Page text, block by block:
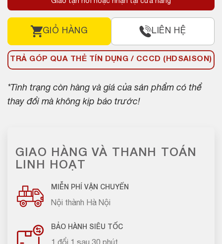
1,450,000 ₫.
Giao tận nơi hoặc nhận tại cửa hàng
GIỎ HÀNG LIÊN HỆ
TRẢ GÓP QUA THẺ TÍN DỤNG / CCCD (HDSAISON)
*Tình trạng còn hàng và giá của sản phẩm có thể
thay đổi mà không kịp báo trước!
GIAO HÀNG VÀ THANH TOÁN
LINH HOẠT
MIỄN PHÍ VẬN CHUYỂN
Nội thành Hà Nội
BẢO HÀNH SIÊU TỐC